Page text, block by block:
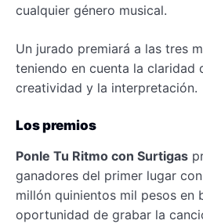
cualquier género musical.
Un jurado premiará a las tres
teniendo en cuenta la claridad
creatividad y la interpretación.
Los premios
Ponle Tu Ritmo con Surtigas
ganadores del primer lugar
millón quinientos mil pesos en
oportunidad de grabar la